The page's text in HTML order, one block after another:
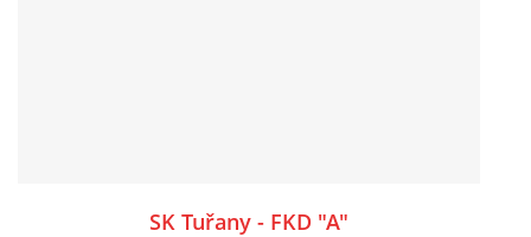
SK Tuřany - FKD "A"